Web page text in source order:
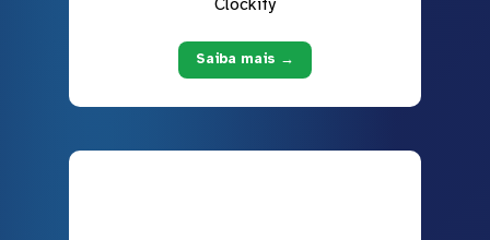
Saiba mais →